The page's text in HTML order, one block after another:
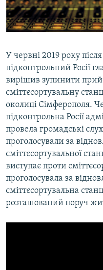
ВІДЕОУРОКИ «ELIFBE»
СВІДЧЕННЯ ОКУПАЦІЇ
ІНФОГРАФІКА
Русский
Qırımtatar
ДОЛУЧАЙСЯ!
Усі сайти RFE/RL
У червні 2019 року
підконтрольний Росії
вирішив зупинити
сміттєсортувальну
околиці Сімферополя.
підконтрольна Росії
провела громадські
проголосували за
сміттєсортувальної
виступає проти
проголосувала за
сміттєсортувальна
розташований поруч